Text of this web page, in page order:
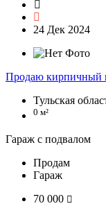
24 Дек 2024
Продаю кирпичный
Тульская
0 м²
Гараж с подвалом
Продам
Гараж
70 000